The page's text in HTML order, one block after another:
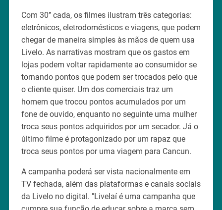
Com 30’’ cada, os filmes ilustram três categorias:
eletrônicos, eletrodomésticos e viagens, que podem
chegar de maneira simples às mãos de quem usa
Livelo. As narrativas mostram que os gastos em
lojas podem voltar rapidamente ao consumidor se
tornando pontos que podem ser trocados pelo que
o cliente quiser. Um dos comerciais traz um
homem que trocou pontos acumulados por um
fone de ouvido, enquanto no seguinte uma mulher
troca seus pontos adquiridos por um secador. Já o
último filme é protagonizado por um rapaz que
troca seus pontos por uma viagem para Cancun.
A campanha poderá ser vista nacionalmente em
TV fechada, além das plataformas e canais sociais
da Livelo no digital. "Livelaí é uma campanha que